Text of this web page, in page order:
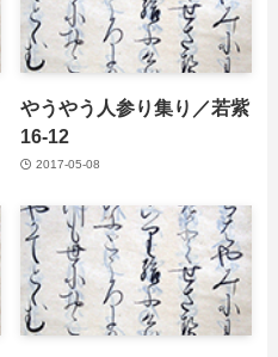
やうやう人参り集り／若紫
16-12
2017-05-08